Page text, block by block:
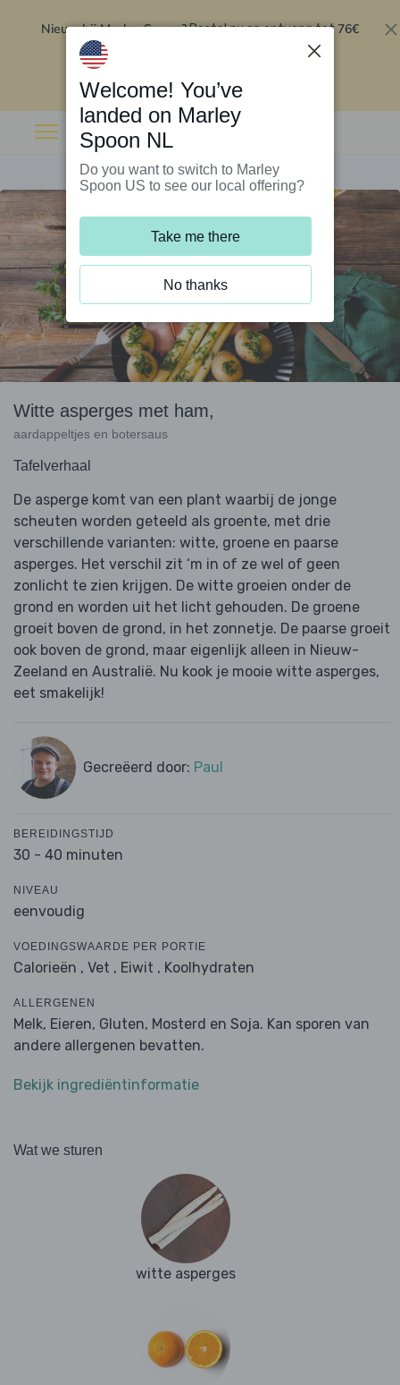
Nieuw bij Marley Spoon?Bestel nu en ontvang tot 76€
Witte asperges met ham,
aardappeltjes en botersaus
Tafelverhaal
De asperge komt van een plant waarbij de jonge
scheuten worden geteeld als groente, met drie
verschillende varianten: witte, groene en paarse
asperges. Het verschil zit ‘m in of ze wel of geen
zonlicht te zien krijgen. De witte groeien onder de
grond en worden uit het licht gehouden. De groene
groeit boven de grond, in het zonnetje. De paarse groeit
ook boven de grond, maar eigenlijk alleen in Nieuw-
Zeeland en Australië. Nu kook je mooie witte asperges,
eet smakelijk!
Gecreëerd door: Paul
BEREIDINGSTIJD
30 - 40 minuten
NIVEAU
eenvoudig
VOEDINGSWAARDE PER PORTIE
Calorieën , Vet , Eiwit , Koolhydraten
ALLERGENEN
Melk, Eieren, Gluten, Mosterd en Soja. Kan sporen van
andere allergenen bevatten.
Bekijk ingrediëntinformatie
Wat we sturen
witte asperges
Welcome! You’ve
landed on Marley
Spoon NL
Do you want to switch to Marley
Spoon US to see our local offering?
Take me there
No thanks